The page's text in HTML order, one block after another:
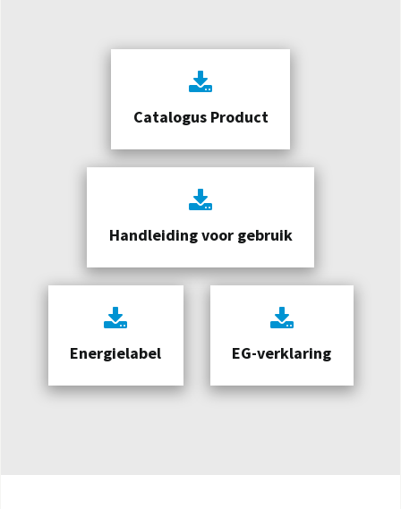
Catalogus Product
Handleiding voor gebruik
Energielabel EG-verklaring